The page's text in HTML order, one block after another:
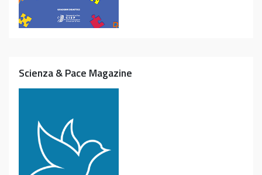
Scienza & Pace Magazine